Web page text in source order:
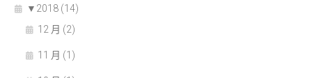
▼ 2018 (14)
12 月 (2)
11 月 (1)